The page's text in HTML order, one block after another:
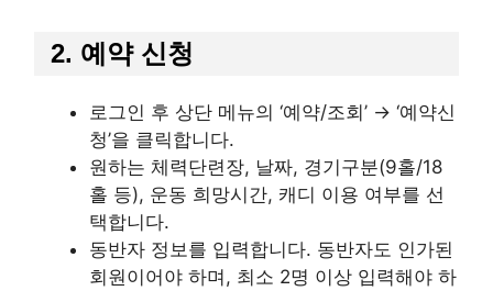
2. 예약 신청
로그인 후 상단 메뉴의 ‘예약/조회’ → ‘예약신
청’을 클릭합니다.
원하는 체력단련장, 날짜, 경기구분(9홀/18
홀 등), 운동 희망시간, 캐디 이용 여부를 선
택합니다.
동반자 정보를 입력합니다. 동반자도 인가된
회원이어야 하며, 최소 2명 이상 입력해야 하